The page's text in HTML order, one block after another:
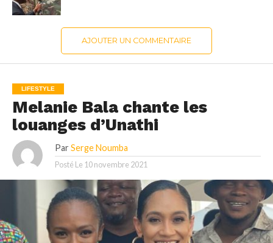
AJOUTER UN COMMENTAIRE
LIFESTYLE
Melanie Bala chante les
louanges d’Unathi
Par Serge Noumba
Posté Le 10 novembre 2021